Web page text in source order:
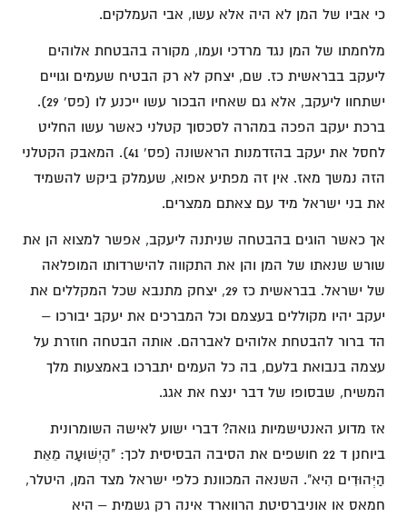
כי אביו של המן לא היה אלא עשו, אבי העמלקים.
מלחמתו של המן נגד מרדכי ועמו, מקורה בהבטחת אלוהים
ליעקב בבראשית כז. שם, יצחק לא רק הבטיח שעמים וגויים
ישתחוו ליעקב, אלא גם שאחיו הבכור עשו ייכנע לו (פס' 29).
ברכת יעקב הפכה במהרה לסכסוך קטלני כאשר עשו החליט
לחסל את יעקב בהזדמנות הראשונה (פס' 41). המאבק הקטלני
הזה נמשך מאז. אין זה מפתיע אפוא, שעמלק ביקש להשמיד
את בני ישראל מיד עם צאתם ממצרים.
אך כאשר הוגים בהבטחה שניתנה ליעקב, אפשר למצוא הן את
שורש שנאתו של המן והן את התקווה להישרדותו המופלאה
של ישראל. בבראשית כז 29, יצחק מתנבא שכל המקללים את
יעקב יהיו מקוללים בעצמם וכל המברכים את יעקב יבורכו –
הד ברור להבטחת אלוהים לאברהם. אותה הבטחה חוזרת על
עצמה בנבואת בלעם, בה כל העמים יתברכו באמצעות מלך
המשיח, שבסופו של דבר ינצח את אגג.
אז מדוע האנטישמיות גואה? דברי ישוע לאישה השומרונית
ביוחנן ד 22 חושפים את הסיבה הבסיסית לכך: "הַיְשׁוּעָה מֵאֵת
הַיְּהוּדִים הִיא". השנאה המכוונת כלפי ישראל מצד המן, היטלר,
חמאס או אוניברסיטת הרווארד אינה רק גשמית – היא